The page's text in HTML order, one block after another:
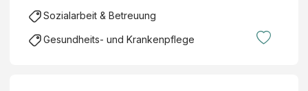
Sozialarbeit & Betreuung
Gesundheits- und Krankenpflege